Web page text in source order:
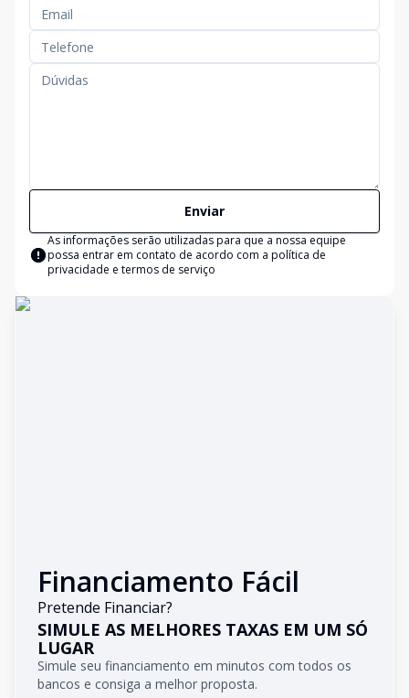
Enviar
As informações serão utilizadas para que a nossa equipe
possa entrar em contato de acordo com a política de
privacidade e termos de serviço
Financiamento Fácil
Pretende Financiar?
SIMULE AS MELHORES TAXAS EM UM SÓ
LUGAR
Simule seu financiamento em minutos com todos os
bancos e consiga a melhor proposta.